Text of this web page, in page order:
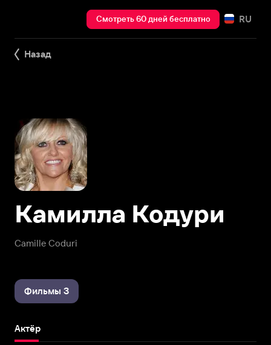
Смотреть 60 дней бесплатно RU
Назад
Camille Coduri
Камилла Кодури
Фильмы 3
Актёр